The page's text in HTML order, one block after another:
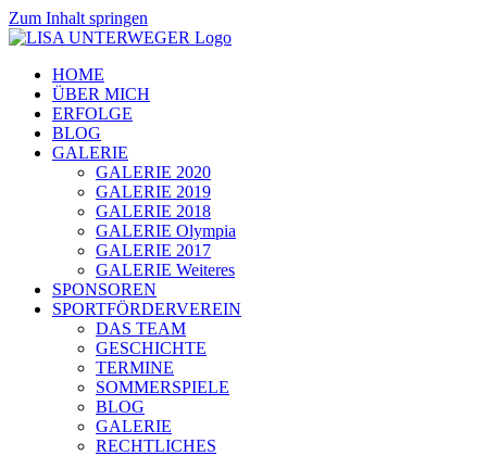
Zum Inhalt springen
HOME
ÜBER MICH
ERFOLGE
BLOG
GALERIE
GALERIE 2020
GALERIE 2019
GALERIE 2018
GALERIE Olympia
GALERIE 2017
GALERIE Weiteres
SPONSOREN
SPORTFÖRDERVEREIN
DAS TEAM
GESCHICHTE
TERMINE
SOMMERSPIELE
BLOG
GALERIE
RECHTLICHES